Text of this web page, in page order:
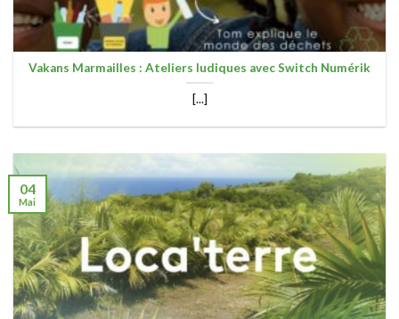
Vakans Marmailles : Ateliers ludiques avec Switch Numérik
[...]
04
Mai